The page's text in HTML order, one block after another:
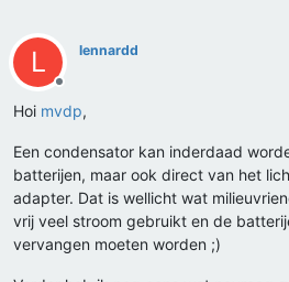
L
Offline
lennardd
Hoi mvdp,
Een condensator kan inderdaad
batterijen, maar ook direct van het
adapter. Dat is wellicht wat
vrij veel stroom gebruikt en de
vervangen moeten worden ;)